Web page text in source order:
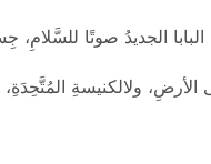
الجديدُ صوتًا
ولالكنيسةِ